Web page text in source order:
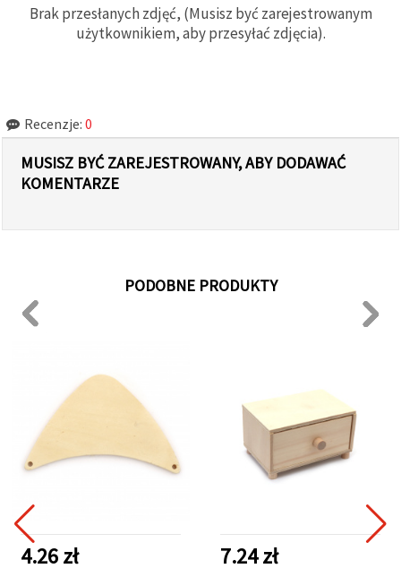
Brak przesłanych zdjęć, (Musisz być zarejestrowanym
użytkownikiem, aby przesyłać zdjęcia).
Recenzje: 0
MUSISZ BYĆ ZAREJESTROWANY, ABY DODAWAĆ
KOMENTARZE
PODOBNE PRODUKTY
4.26 zł 7.24 zł